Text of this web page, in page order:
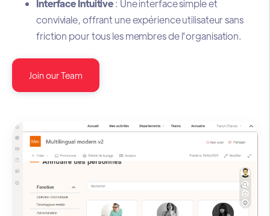
Interface Intuitive: Une interface simple et
conviviale, offrant une expérience utilisateur sans
friction pour tous les membres de l'organisation.
Join our Team